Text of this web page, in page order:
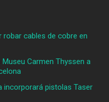
cables de cobre en
Carmen Thyssen a
incorporará pistolas Taser